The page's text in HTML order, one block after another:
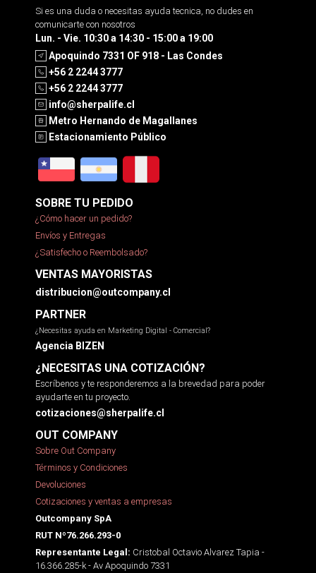
Si es una duda o necesitas ayuda tecnica, no dudes en
comunicarte con nosotros
Lun. - Vie. 10:30 a 14:30 - 15:00 a 19:00
Apoquindo 7331 OF 918 - Las Condes
+56 2 2244 3777
+56 2 2244 3777
info@sherpalife.cl
Metro Hernando de Magallanes
Estacionamiento Público
SOBRE TU PEDIDO
¿Cómo hacer un pedido?
Envíos y Entregas
¿Satisfecho o Reembolsado?
VENTAS MAYORISTAS
distribucion@outcompany.cl
PARTNER
¿Necesitas ayuda en Marketing Digital - Comercial?
Agencia BIZEN
¿NECESITAS UNA COTIZACIÓN?
Escríbenos y te responderemos a la brevedad para poder
ayudarte en tu proyecto.
cotizaciones@sherpalife.cl
OUT COMPANY
Sobre Out Company
Términos y Condiciones
Devoluciones
Cotizaciones y ventas a empresas
Outcompany SpA
RUT Nº76.266.293-0
Representante Legal: Cristobal Octavio Alvarez Tapia -
16.366.285-k - Av Apoquindo 7331